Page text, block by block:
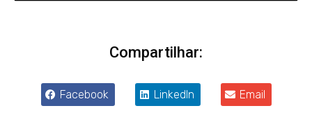
Compartilhar:
Facebook LinkedIn Email